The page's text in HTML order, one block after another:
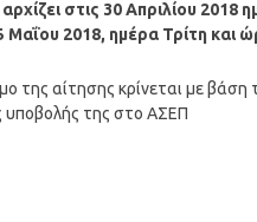
στις 30 Απριλίου 2018
Μαΐου 2018, ημέρα Τρίτη και
της αίτησης κρίνεται με βάση
υποβολής της στο ΑΣΕΠ